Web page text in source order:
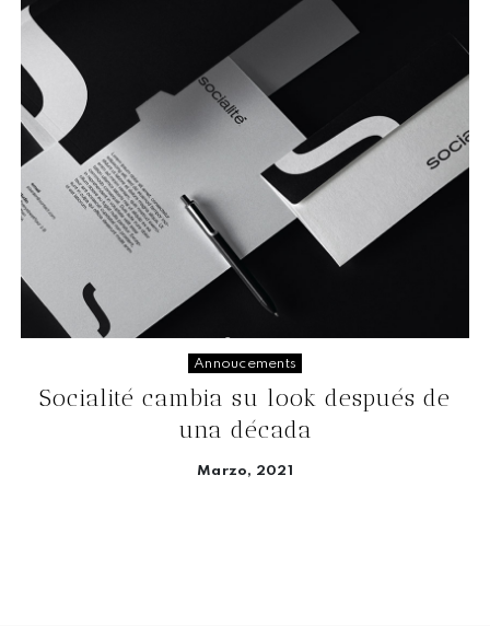
Annoucements
Socialité cambia su look después de
una década
Marzo, 2021